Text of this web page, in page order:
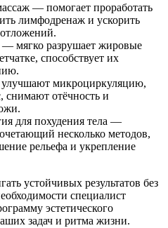
— помогает проработать
лимфодренаж и ускорить
— мягко разрушает жировые
способствует их
микроциркуляцию,
снимают отёчность и
для похудения тела —
несколько методов,
рельефа и укрепление
устойчивых результатов без
специалист
эстетического
задач и ритма жизни.